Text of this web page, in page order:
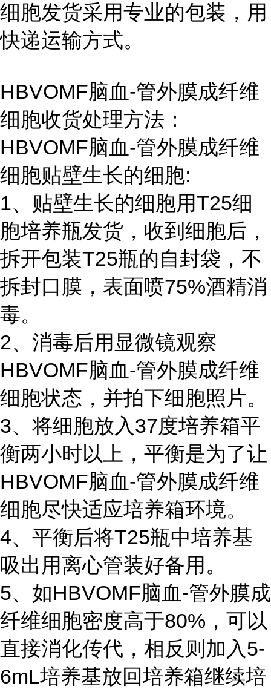
细胞发货采用专业的包装，用
快递运输方式。
HBVOMF脑血-管外膜成纤维
细胞收货处理方法：
HBVOMF脑血-管外膜成纤维
细胞贴壁生长的细胞:
1、贴壁生长的细胞用T25细
胞培养瓶发货，收到细胞后，
拆开包装T25瓶的自封袋，不
拆封口膜，表面喷75%酒精消
毒。
2、消毒后用显微镜观察
HBVOMF脑血-管外膜成纤维
细胞状态，并拍下细胞照片。
3、将细胞放入37度培养箱平
衡两小时以上，平衡是为了让
HBVOMF脑血-管外膜成纤维
细胞尽快适应培养箱环境。
4、平衡后将T25瓶中培养基
吸出用离心管装好备用。
5、如HBVOMF脑血-管外膜成
纤维细胞密度高于80%，可以
直接消化传代，相反则加入5-
6mL培养基放回培养箱继续培